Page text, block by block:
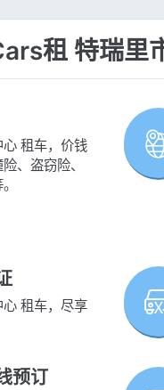
租 特瑞里
租车，价钱
、盗窃险、
租车，尽享
预订